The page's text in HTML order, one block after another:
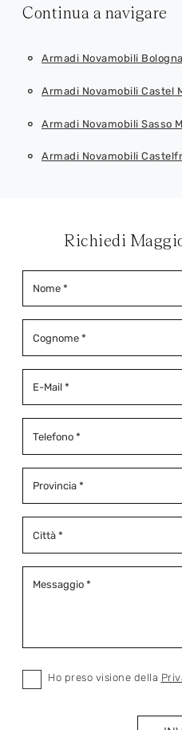
Continua a navigare
Armadi Novamobili Bologna
Armadi Novamobili Castel
Armadi Novamobili Sasso
Armadi Novamobili
Richiedi
Ho preso visione della